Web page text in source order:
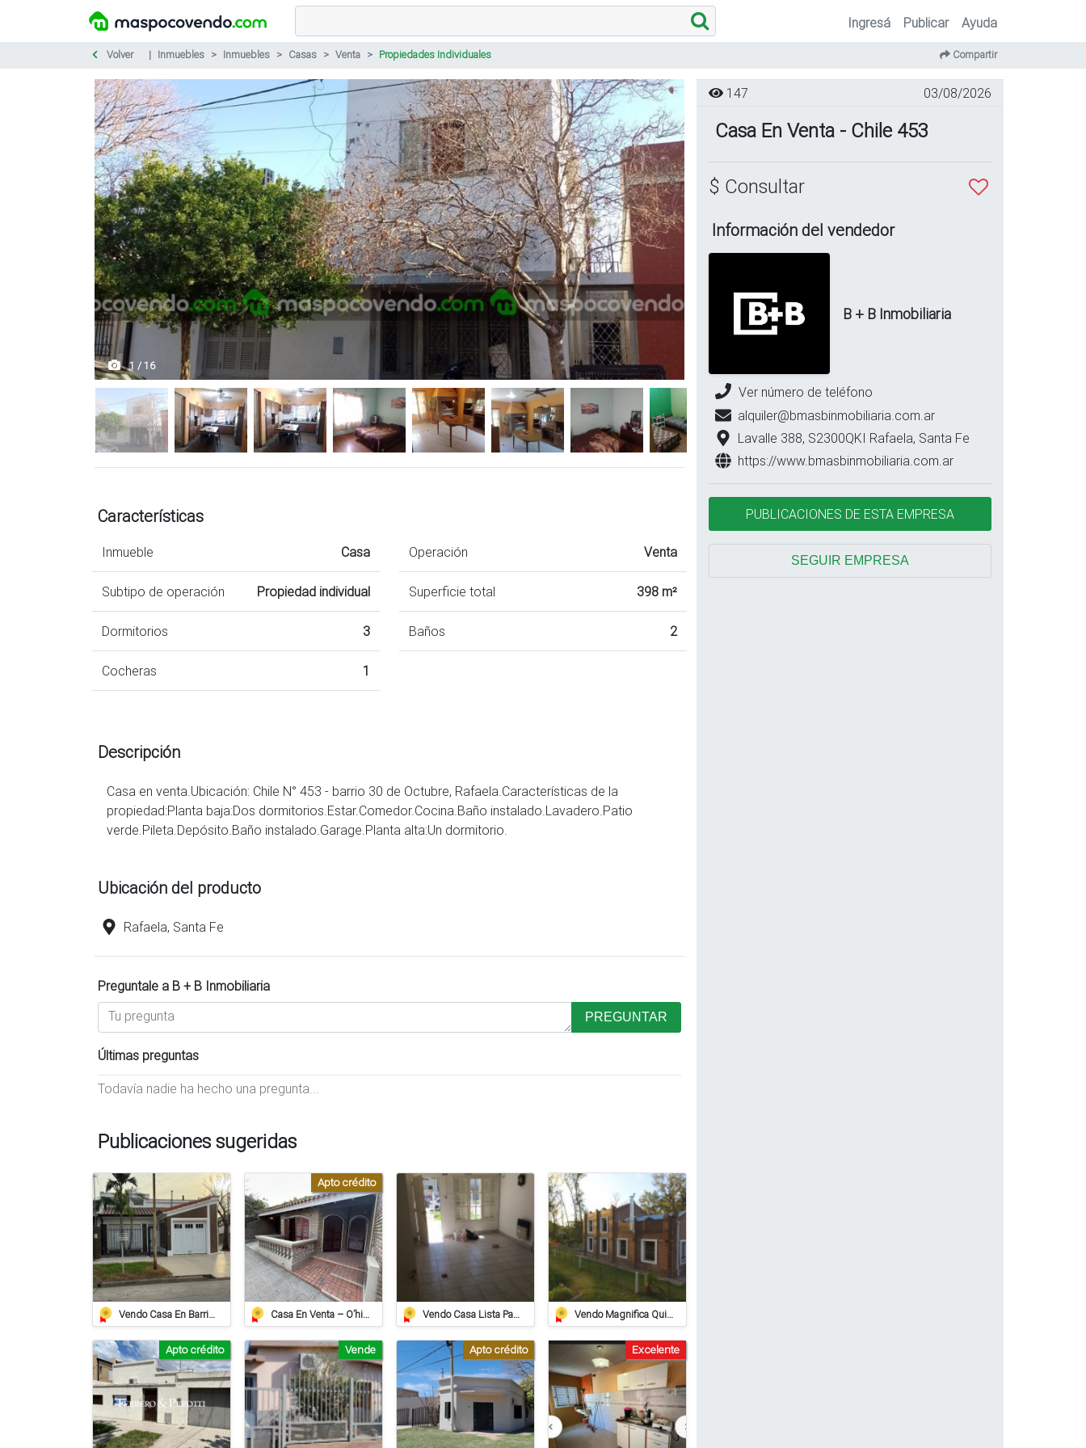
Ingresá Publicar Ayuda
Volver Inmuebles Inmuebles Casas Venta Propiedades Individuales Compartir
1 / 16
Características
Inmueble Casa
Subtipo de operación Propiedad individual
Dormitorios 3
Cocheras 1
Operación Venta
Superficie total 398 m²
Baños 2
Descripción
Casa en venta.Ubicación: Chile N° 453 - barrio 30 de Octubre, Rafaela.Características de la
propiedad:Planta baja:Dos dormitorios.Estar.Comedor.Cocina.Baño instalado.Lavadero.Patio
Ubicación del producto
Rafaela, Santa Fe
Preguntale a B + B Inmobiliaria
PREGUNTAR
Últimas preguntas
Todavía nadie ha hecho una pregunta...
Publicaciones sugeridas
Vendo Casa En Barrio Juan De Garay Calle Corrientes 406 Casa En Venta – O’higgins 739, Barrio Alberdi, Rafaela
Apto crédito
Vendo Casa Lista Para Habitar Vendo Magnifica Quinta De Grandes Dimensiones. - Zona Estación Saguier
Apto crédito Vende Apto crédito Excelente
147 03/08/2026
Casa En Venta - Chile 453
$ Consultar
Información del vendedor
B + B Inmobiliaria
Ver número de teléfono
alquiler@bmasbinmobiliaria.com.ar
Lavalle 388, S2300QKI Rafaela, Santa Fe
https://www.bmasbinmobiliaria.com.ar
PUBLICACIONES DE ESTA EMPRESA
SEGUIR EMPRESA